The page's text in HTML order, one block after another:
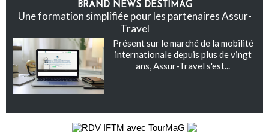
BRAND NEWS DESTIMAG
Une formation simplifiée pour les partenaires Assur-
Travel
Présent sur le marché de la mobilité
internationale depuis plus de vingt
ans, Assur-Travel s'est...